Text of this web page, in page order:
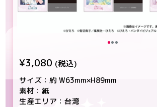
¥3,080 (税込)
サイズ：約 W63mm×H89mm
素材：紙
生産エリア：台湾